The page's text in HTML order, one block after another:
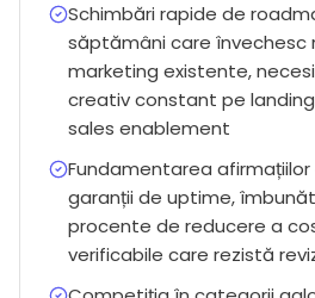
Schimbări rapide de
săptămâni care învechesc
marketing existente,
creativ constant pe
sales enablement
Fundamentarea
garanții de uptime,
procente de reducere a
verificabile care rezistă